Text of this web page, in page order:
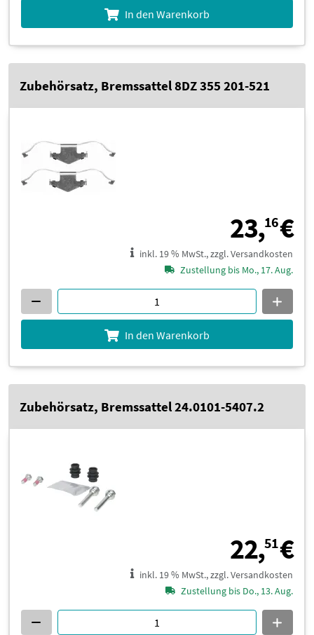
In den Warenkorb
Zubehörsatz, Bremssattel 8DZ 355 201-521
23,16€
inkl. 19 % MwSt., zzgl. Versandkosten
Zustellung bis Mo., 17. Aug.
In den Warenkorb
Zubehörsatz, Bremssattel 24.0101-5407.2
22,51€
inkl. 19 % MwSt., zzgl. Versandkosten
Zustellung bis Do., 13. Aug.